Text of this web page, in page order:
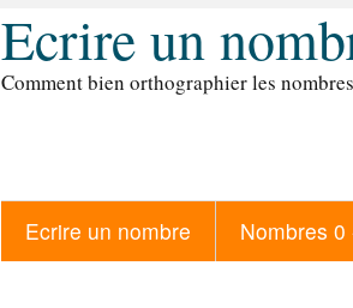
Ecrire un
Comment bien orthographier les
Ecrire un nombre Nombres 0